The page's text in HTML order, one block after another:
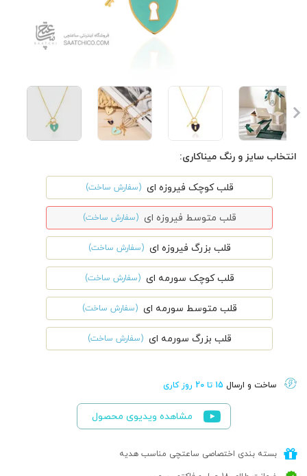
انتخاب سایز و رنگ میناکاری:
قلب کوچک فیروزه ای (سفارش ساخت)
قلب متوسط فیروزه ای (سفارش ساخت)
قلب بزرگ فیروزه ای (سفارش ساخت)
قلب کوچک سورمه ای (سفارش ساخت)
قلب متوسط سورمه ای (سفارش ساخت)
قلب بزرگ سورمه ای (سفارش ساخت)
ساخت و ارسال 15 تا 20 روز کاری
مشاهده ویدیوی محصول
بسته بندی اختصاصی ساعتچی مناسب هدیه